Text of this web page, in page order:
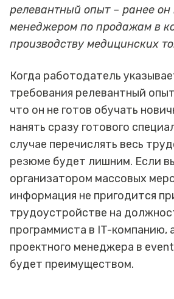
релевантный опыт – ранее
менеджером по продажам в
производству медицинских
Когда работодатель
требования релевантный
что он не готов обучать
нанять сразу готового
случае перечислять весь
резюме будет лишним. Если
организатором массовых
информация не пригодится
трудоустройстве на
программиста в IT-компанию,
проектного менеджера в
будет преимуществом.